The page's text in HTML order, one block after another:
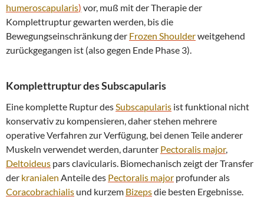
humeroscapularis) vor, muß mit der Therapie der
Komplettruptur gewarten werden, bis die
Bewegungseinschränkung der Frozen Shoulderweitgehend
zurückgegangen ist (also gegen Ende Phase 3).
Komplettruptur desSubscapularis
Eine komplette Ruptur desSubscapularis ist funktional nicht
konservativ zu kompensieren, daher stehen mehrere
operative Verfahren zur Verfügung, bei denen Teile anderer
Muskeln verwendet werden, darunter Pectoralis major,
Deltoideus pars clavicularis. Biomechanisch zeigt der Transfer
der kranialen Anteile des Pectoralis major profunder als
Coracobrachialis und kurzem Bizepsdie besten Ergebnisse.